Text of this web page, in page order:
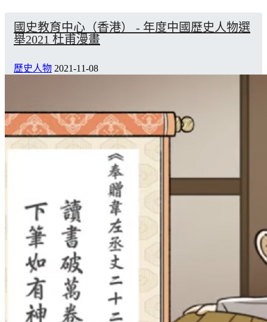
國史教育中心（香港） - 年度中國歷史人物選
舉2021 杜甫漫畫
歷史人物 2021-11-08